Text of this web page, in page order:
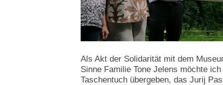
Als Akt der Solidarität mit dem
Sinne Familie Tone Jelens möchte
Taschentuch übergeben, das Jurij